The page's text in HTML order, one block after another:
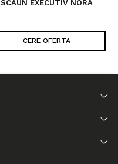
SCAUN EXECUTIV NORA
CERE OFERTA